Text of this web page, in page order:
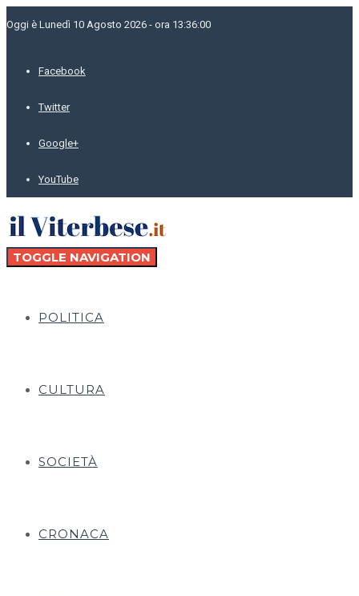
Oggi è Lunedì 10 Agosto 2026 - ora 13:36:00
Facebook
Twitter
Google+
YouTube
TOGGLE NAVIGATION
POLITICA
CULTURA
SOCIETÀ
CRONACA